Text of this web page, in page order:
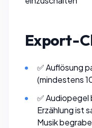
Export-
✅ Auflösung
(mindestens
✅
Erzählung ist
Musik